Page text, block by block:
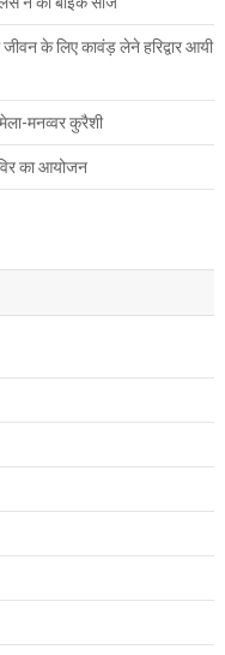
के लिए कावंड़ लेने हरिद्वार आयी
मनव्वर कुरैशी
का आयोजन